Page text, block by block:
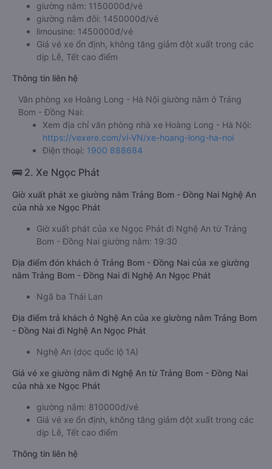
giường nằm: 1150000đ/vé
giường nằm đôi: 1450000đ/vé
limousine: 1450000đ/vé
Giá vé xe ổn định, không tăng giảm đột xuất trong các
dịp Lễ, Tết cao điểm
Thông tin liên hệ
Văn phòng xe Hoàng Long - Hà Nội giường nằm ở Trảng
Bom - Đồng Nai:
Xem địa chỉ văn phòng nhà xe Hoàng Long - Hà Nội:
https://vexere.com/vi-VN/xe-hoang-long-ha-noi
Điện thoại: 1900 888684
🚌 2. Xe Ngọc Phát
Giờ xuất phát xe giường nằm Trảng Bom - Đồng Nai Nghệ An
của nhà xe Ngọc Phát
Giờ xuất phát của xe Ngọc Phát đi Nghệ An từ Trảng
Bom - Đồng Nai giường nằm: 19:30
Địa điểm đón khách ở Trảng Bom - Đồng Nai của xe giường
nằm Trảng Bom - Đồng Nai đi Nghệ An Ngọc Phát
Ngã ba Thái Lan
Địa điểm trả khách ở Nghệ An của xe giường nằm Trảng Bom
- Đồng Nai đi Nghệ An Ngọc Phát
Nghệ An (dọc quốc lộ 1A)
Giá vé xe giường nằm đi Nghệ An từ Trảng Bom - Đồng Nai
của nhà xe Ngọc Phát
giường nằm: 810000đ/vé
Giá vé xe ổn định, không tăng giảm đột xuất trong các
dịp Lễ, Tết cao điểm
Thông tin liên hệ